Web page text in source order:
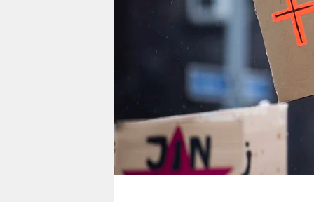
veranstaltungen
fragen & hilfe
unterstützen
genossenschaft